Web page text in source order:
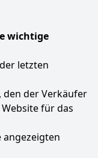
wichtige
letzten
den der Verkäufer
für das
angezeigten